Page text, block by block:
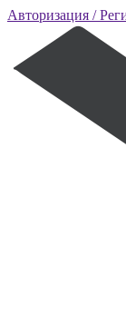
Авторизация /